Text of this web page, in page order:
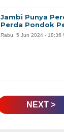
Jambi Punya
Perda Pondok
Rabu, 5 Jun 2024 - 18:36
NEXT >